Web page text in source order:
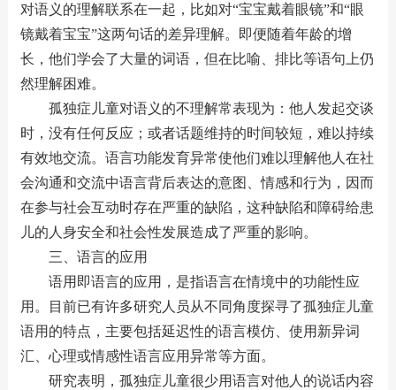
对语义的理解联系在一起，比如对“宝宝戴着眼镜”和“眼
镜戴着宝宝”这两句话的差异理解。即便随着年龄的增
长，他们学会了大量的词语，但在比喻、排比等语句上仍
然理解困难。
孤独症儿童对语义的不理解常表现为：他人发起交谈
时，没有任何反应；或者话题维持的时间较短，难以持续
有效地交流。语言功能发育异常使他们难以理解他人在社
会沟通和交流中语言背后表达的意图、情感和行为，因而
在参与社会互动时存在严重的缺陷，这种缺陷和障碍给患
儿的人身安全和社会性发展造成了严重的影响。
三、语言的应用
语用即语言的应用，是指语言在情境中的功能性应
用。目前已有许多研究人员从不同角度探寻了孤独症儿童
语用的特点，主要包括延迟性的语言模仿、使用新异词
汇、心理或情感性语言应用异常等方面。
研究表明，孤独症儿童很少用语言对他人的说话内容